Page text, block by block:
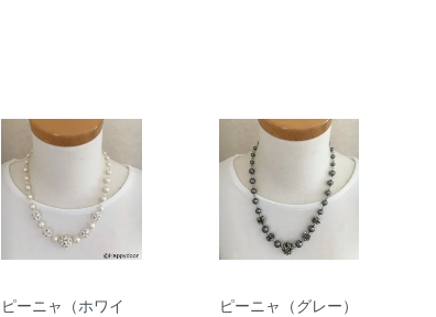
ピーニャ（ホワイ
ピーニャ（グレー）